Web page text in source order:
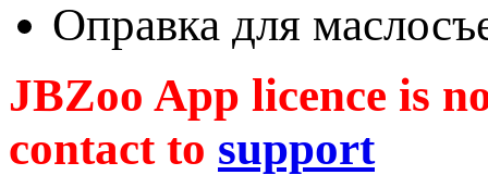
Оправка для
JBZoo App licence is
contact to support